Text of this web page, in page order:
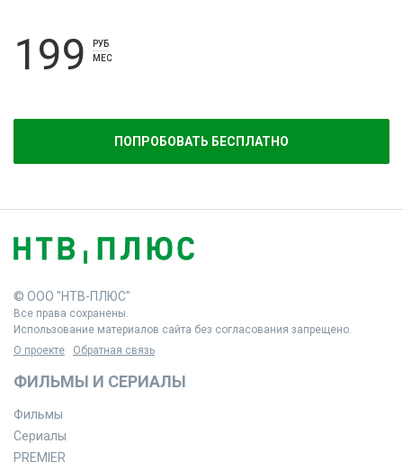
199
РУБ
МЕС
ПОПРОБОВАТЬ БЕСПЛАТНО
© ООО "НТВ-ПЛЮС"
Все права сохранены.
Использование материалов сайта без согласования запрещено.
О проекте
Обратная связь
ФИЛЬМЫ И СЕРИАЛЫ
Фильмы
Сериалы
PREMIER